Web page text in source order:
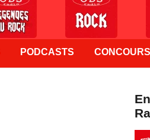
PODCASTS CONCOURS